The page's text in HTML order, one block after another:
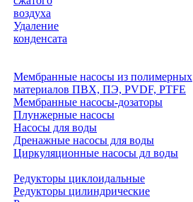
воздуха
Удаление
конденсата
Мембранные насосы из полимерных
материалов ПВХ, ПЭ, PVDF, PTFE
Мембранные насосы-дозаторы
Плунжерные насосы
Насосы для воды
Дренажные насосы для воды
Циркуляционные насосы дл воды
Редукторы циклоидальные
Редукторы цилиндрические